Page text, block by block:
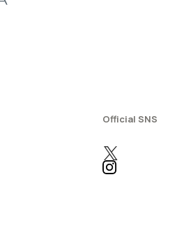
Official SNS